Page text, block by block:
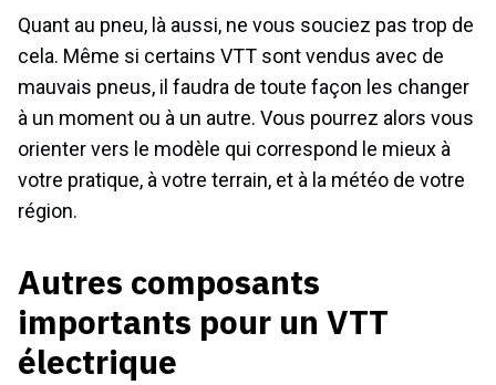
Quant au pneu, là aussi, ne vous souciez pas trop de
cela. Même si certains VTT sont vendus avec de
mauvais pneus, il faudra de toute façon les changer
à un moment ou à un autre. Vous pourrez alors vous
orienter vers le modèle qui correspond le mieux à
votre pratique, à votre terrain, et à la météo de votre
région.
Autres composants
importants pour un VTT
électrique